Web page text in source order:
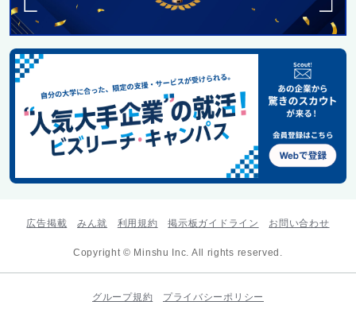
広告掲載 みん就 利用規約 掲示板ガイドライン お問い合わせ
Copyright © Minshu Inc. All rights reserved.
グループ規約 プライバシーポリシー